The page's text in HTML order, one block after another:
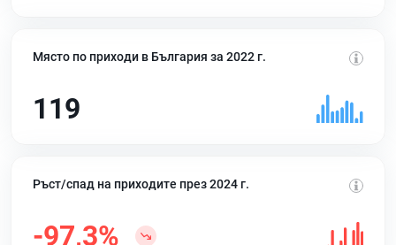
Място по приходи в България за 2022 г.
119
Ръст/спад на приходите през 2024 г.
-97,3%